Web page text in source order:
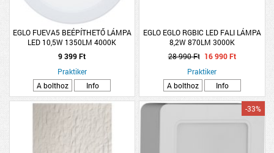
EGLO FUEVA5 BEÉPÍTHETŐ LÁMPA
LED 10,5W 1350LM 4000K
ÁTMÉRŐ:16,6CM FEHÉR
9 399 Ft
Praktiker
A bolthoz
Info
EGLO EGLO RGBIC LED FALI LÁMPA
8,2W 870LM 3000K
TÁVIRÁNYÍTÓVAL 27X8CM FEKETE
28 990 Ft 16 990 Ft
Praktiker
A bolthoz
Info
-33%